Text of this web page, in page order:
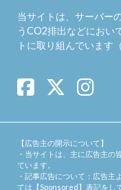
当サイトは、サーバー
うCO2排出などにおい
トに取り組んでいます（
【広告主の開示について】
・当サイトは、主に広告主の
ています。
・記事広告について：広告
ては【Sponsored】表記をし